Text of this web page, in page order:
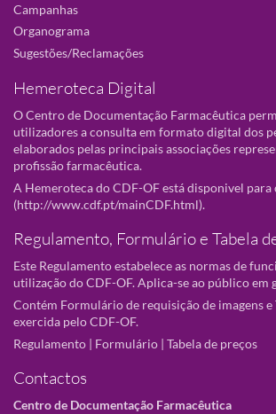
Campanhas
Organograma
Sugestões/Reclamações
Hemeroteca Digital
O Centro de Documentação Farmacêutica
utilizadores a consulta em formato digital dos
elaborados pelas principais associações
profissão farmacêutica.
A Hemeroteca do CDF-OF está disponivel
(http://www.cdf.pt/mainCDF.html).
Regulamento, Formulário e Tabela
Este Regulamento estabelece as normas de
utilização do CDF-OF. Aplica-se ao público em
Contém Formulário de requisição de imagens e
exercida pelo CDF-OF.
Regulamento | Formulário | Tabela de preços
Contactos
Centro de Documentação Farmacêutica